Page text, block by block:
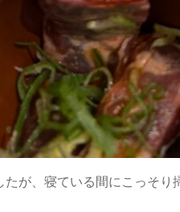
が、寝ている間にこっそり